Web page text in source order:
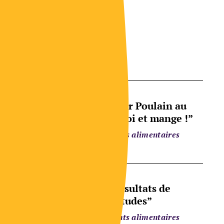
Conférence du Pr Poulain au
colloque “Tais-toi et mange !”
Comportements alimentaires
Synthèse des résultats de
l’étude “Inquiétudes”
Comportements alimentaires